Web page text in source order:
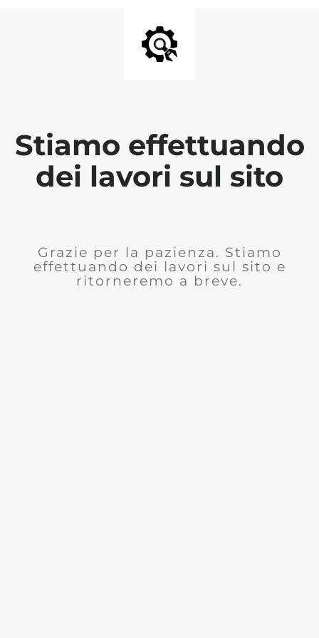
Stiamo effettuando
dei lavori sul sito
Grazie per la pazienza. Stiamo
effettuando dei lavori sul sito e
ritorneremo a breve.